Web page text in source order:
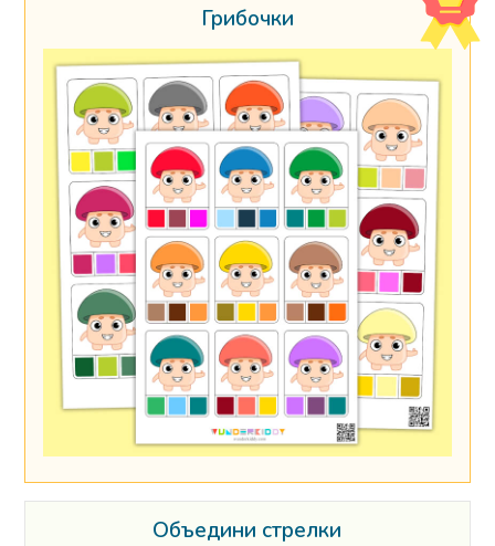
Грибочки
Объедини стрелки